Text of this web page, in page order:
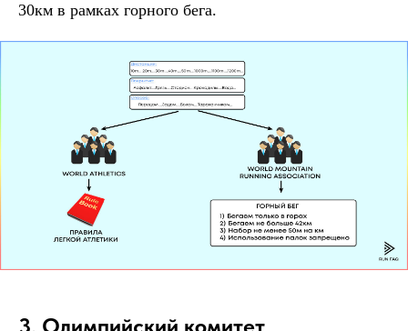
30км в рамках горного бега.